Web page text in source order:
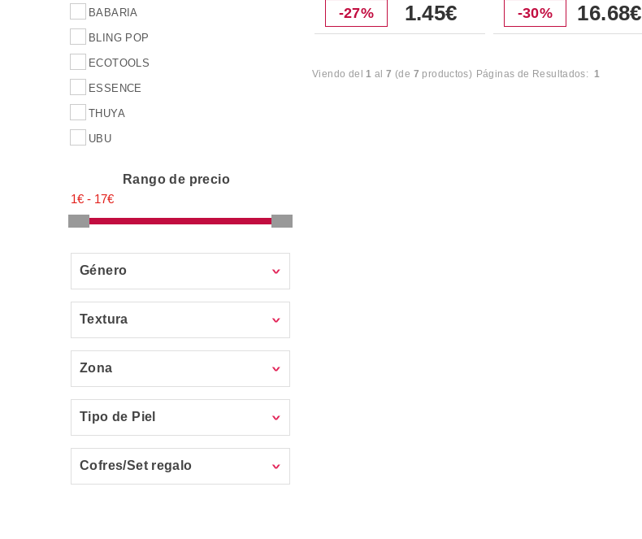
BABARIA
BLING POP
ECOTOOLS
ESSENCE
THUYA
UBU
Rango de precio
Género
Textura
Zona
Tipo de Piel
Cofres/Set regalo
-27% 1.45€ -30% 16.68€
Viendo del1 al7 (de 7 productos) Páginas de Resultados:1